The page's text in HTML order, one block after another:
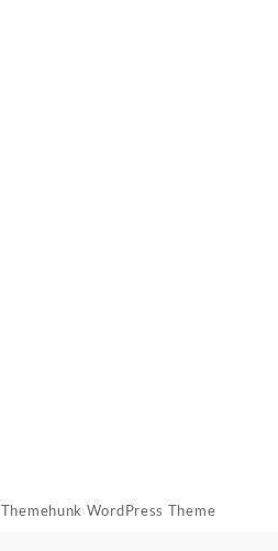
Themehunk WordPress Theme